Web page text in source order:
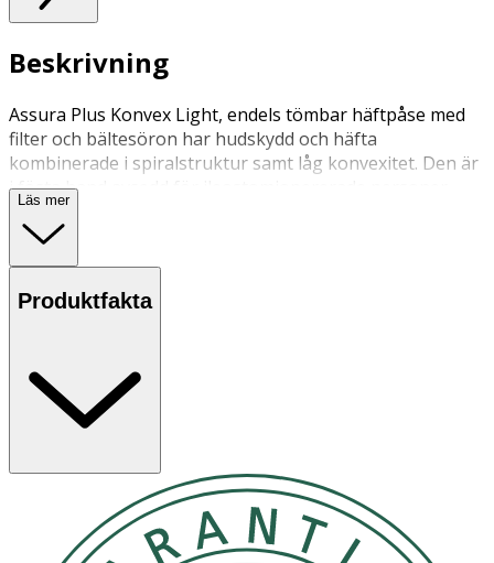
Beskrivning
Assura Plus Konvex Light, endels tömbar häftpåse med
filter och bältesöron har hudskydd och häfta
kombinerade i spiralstruktur samt låg konvexitet. Den är
i fösta hand avsedd för ileostomiopererade personer.
Konvexiteten ska minska läckagerisken vid t.ex indragen
stomi, stomi i hudplanet eller ojämnheter i huden.
Läs mer
Produktfakta